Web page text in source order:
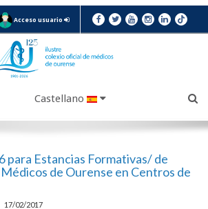
Acceso usuario
Castellano
para Estancias Formativas/ de
de Ourense en Centros de
17/02/2017